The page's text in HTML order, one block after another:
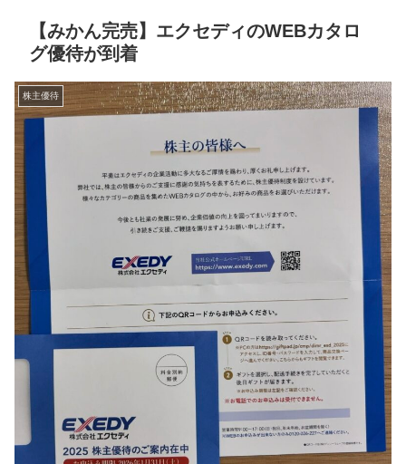
【みかん完売】エクセディのWEBカタロ
グ優待が到着
株主優待